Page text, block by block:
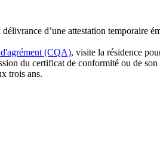
d’une attestation temporaire
(CQA), visite la résidence
du certificat de conformité ou de
trois ans.